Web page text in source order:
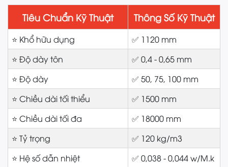
Tiêu Chuẩn Kỹ Thuật Thông Số Kỹ Thuật
⭐ Khổ hữu dụng
✅ 1120 mm
⭐ Độ dày tôn
✅ 0,4 - 0,65 mm
⭐ Độ dày
✅ 50, 75, 100 mm
⭐ Chiều dài tối thiểu
✅ 1500 mm
⭐ Chiều dài tối đa
✅ 18000 mm
⭐ Tỷ trọng
✅ 120 kg/m3
⭐ Hệ số dẫn nhiệt
✅ 0,038 - 0,044 w/M.k